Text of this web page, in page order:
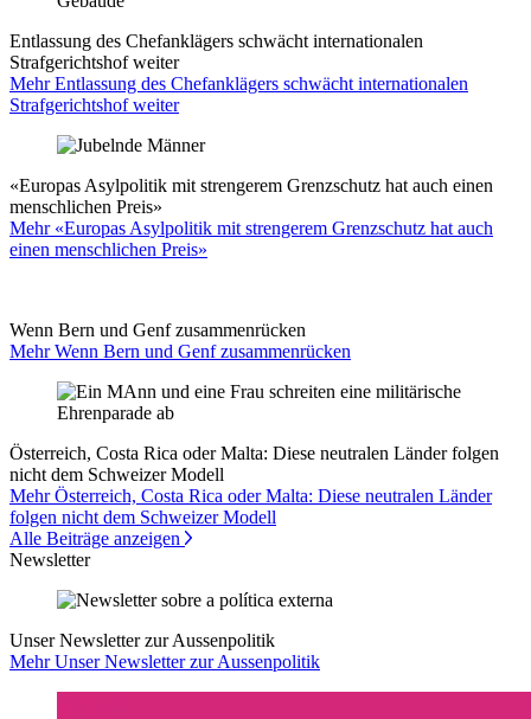
Entlassung des Chefanklägers schwächt internationalen
Strafgerichtshof weiter
Mehr Entlassung des Chefanklägers schwächt internationalen
Strafgerichtshof weiter
«Europas Asylpolitik mit strengerem Grenzschutz hat auch einen
menschlichen Preis»
Mehr «Europas Asylpolitik mit strengerem Grenzschutz hat auch
einen menschlichen Preis»
Wenn Bern und Genf zusammenrücken
Mehr Wenn Bern und Genf zusammenrücken
Österreich, Costa Rica oder Malta: Diese neutralen Länder folgen
nicht dem Schweizer Modell
Mehr Österreich, Costa Rica oder Malta: Diese neutralen Länder
folgen nicht dem Schweizer Modell
Alle Beiträge anzeigen
Newsletter
Unser Newsletter zur Aussenpolitik
Mehr Unser Newsletter zur Aussenpolitik